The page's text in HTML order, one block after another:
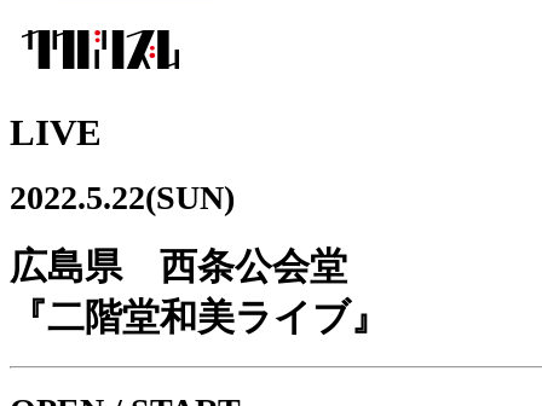
LIVE
2022.5.22(SUN)
広島県 西条公会堂
『二階堂和美ライブ』